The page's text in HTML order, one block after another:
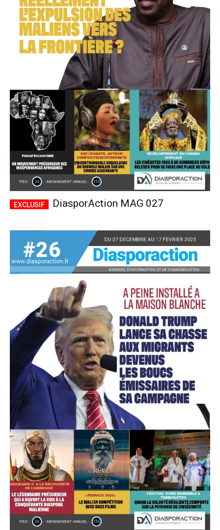
Plans d'abonnement
Accès gratuit
Gratuit /accès limité
Quelques articles
Annonces
Tous les articles
Le magazine
CHOISIR LE FORFAIT
DiasporAction MAG 027